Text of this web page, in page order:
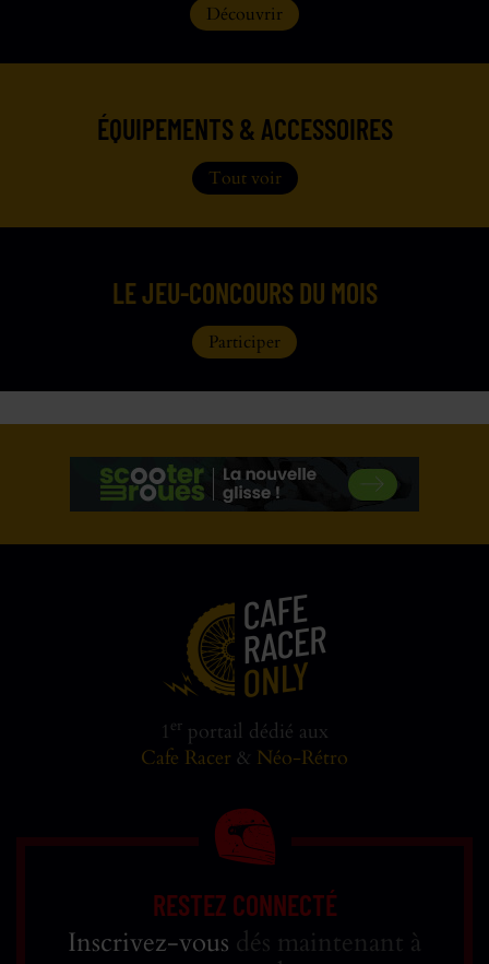
Découvrir
ÉQUIPEMENTS & ACCESSOIRES
Tout voir
LE JEU-CONCOURS DU MOIS
Participer
1 er portail dédié aux
Cafe Racer & Néo-Rétro
RESTEZ CONNECTÉ
Inscrivez-vous dés maintenant à